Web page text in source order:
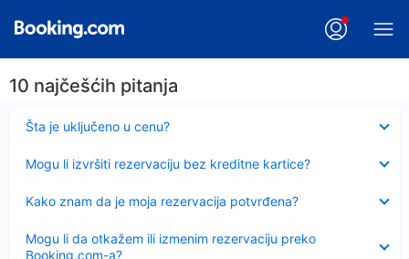
10 najčešćih pitanja
Šta je uključeno u cenu?
Sažeto
Mogu li izvršiti rezervaciju bez kreditne kartice?
Kako znam da je moja rezervacija potvrđena?
Mogu li da otkažem ili izmenim rezervaciju preko
Booking.com-a?